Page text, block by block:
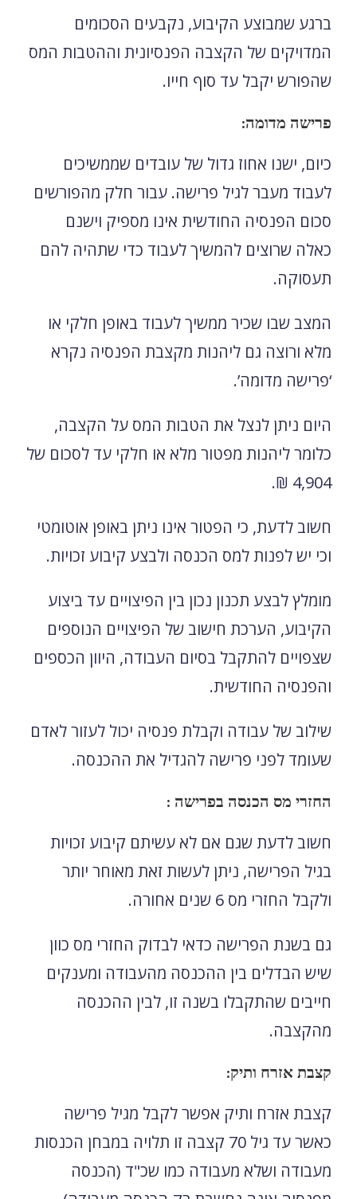
ברגע שמבוצע הקיבוע, נקבעים הסכומים
המדויקים של הקצבה הפנסיונית וההטבות המס
שהפורש יקבל עד סוף חייו.
פרישה מדומה:
כיום, ישנו אחוז גדול של עובדים שממשיכים
לעבוד מעבר לגיל פרישה. עבור חלק מהפורשים
סכום הפנסיה החודשית אינו מספיק וישנם
כאלה שרוצים להמשיך לעבוד כדי שתהיה להם
תעסוקה.
המצב שבו שכיר ממשיך לעבוד באופן חלקי או
מלא ורוצה גם ליהנות מקצבת הפנסיה נקרא
‘פרישה מדומה’.
היום ניתן לנצל את הטבות המס על הקצבה,
כלומר ליהנות מפטור מלא או חלקי עד לסכום של
4,904 ₪.
חשוב לדעת, כי הפטור אינו ניתן באופן אוטומטי
וכי יש לפנות למס הכנסה ולבצע קיבוע זכויות.
מומלץ לבצע תכנון נכון בין הפיצויים עד ביצוע
הקיבוע, הערכת חישוב של הפיצויים הנוספים
שצפויים להתקבל בסיום העבודה, היוון הכספים
והפנסיה החודשית.
שילוב של עבודה וקבלת פנסיה יכול לעזור לאדם
שעומד לפני פרישה להגדיל את ההכנסה.
החזרי מס הכנסה בפרישה :
חשוב לדעת שגם אם לא עשיתם קיבוע זכויות
בגיל הפרישה, ניתן לעשות זאת מאוחר יותר
ולקבל החזרי מס 6 שנים אחורה.
גם בשנת הפרישה כדאי לבדוק החזרי מס כוון
שיש הבדלים בין ההכנסה מהעבודה ומענקים
חייבים שהתקבלו בשנה זו, לבין ההכנסה
מהקצבה.
קצבת אזרח ותיק:
קצבת אזרח ותיק אפשר לקבל מגיל פרישה
כאשר עד גיל 70 קצבה זו תלויה במבחן הכנסות
מעבודה ושלא מעבודה כמו שכ"ד (הכנסה